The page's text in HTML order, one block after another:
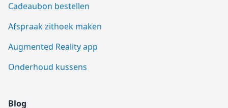
Cadeaubon bestellen
Afspraak zithoek maken
Augmented Reality app
Onderhoud kussens
Blog